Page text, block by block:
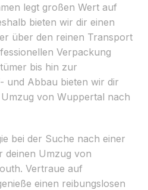
legt großen Wert auf
bieten wir dir einen
über den reinen Transport
Verpackung
bis hin zur
und Abbau bieten wir dir
von Wuppertal nach
bei der Suche nach einer
deinen Umzug von
Vertraue auf
einen reibungslosen